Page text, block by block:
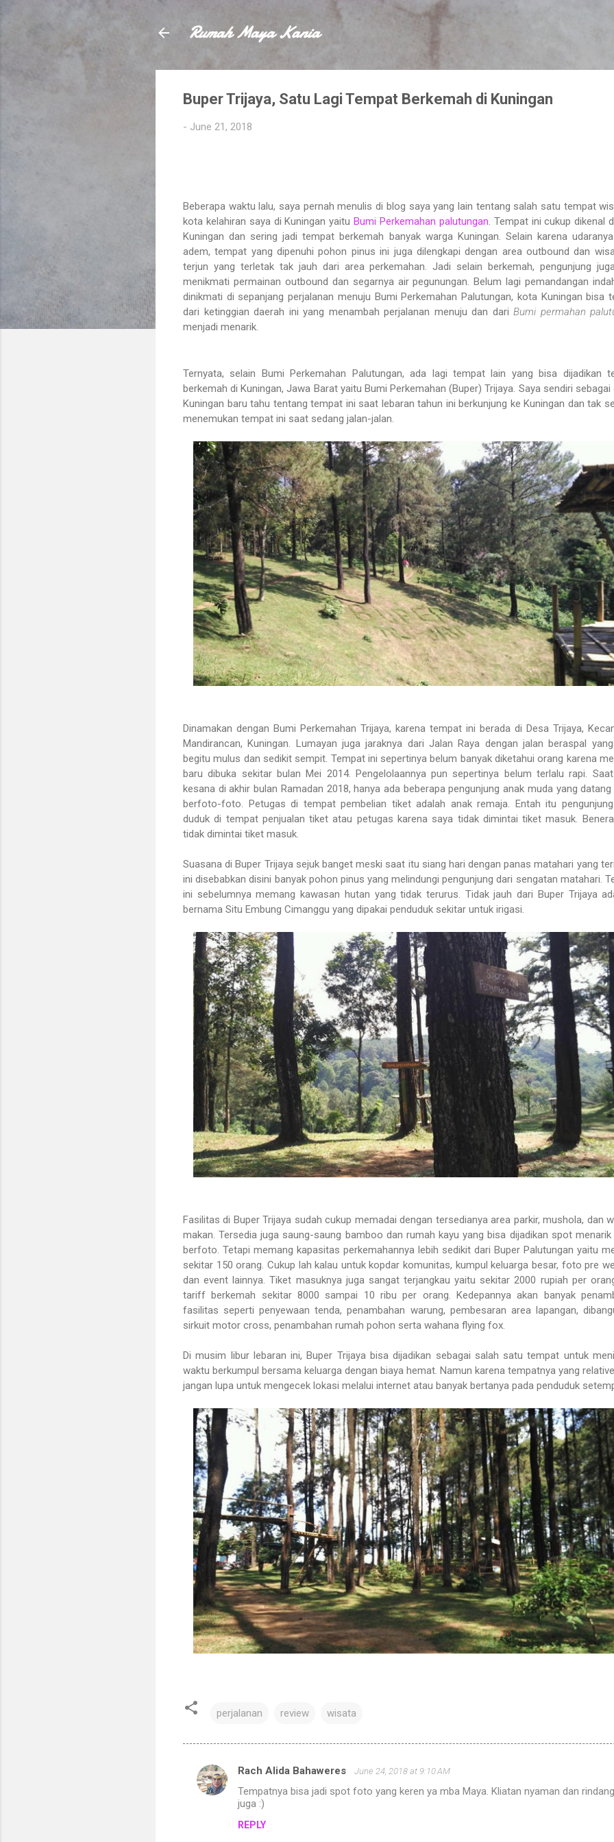
Skip to main content
Rumah Maya Kania
Buper Trijaya, Satu Lagi Tempat Berkemah di Kuningan
- June 21, 2018
Beberapa waktu lalu, saya pernah menulis di blog saya yang lain tentang salah satu tempat
kota kelahiran saya di Kuningan yaituBumi Perkemahan palutungan . Tempat ini cukup dikenal
Kuningan dan sering jadi tempat berkemah banyak warga Kuningan. Selain karena
adem, tempat yang dipenuhi pohon pinus ini juga dilengkapi dengan area outbound dan
terjun yang terletak tak jauh dari area perkemahan. Jadi selain berkemah, pengunjung
menikmati permainan outbound dan segarnya air pegunungan. Belum lagi pemandangan
dinikmati di sepanjang perjalanan menuju Bumi Perkemahan Palutungan, kota Kuningan bisa
dari ketinggian daerah ini yang menambah perjalanan menuju dan dari Bumi permahan
menjadi menarik.
Ternyata, selain Bumi Perkemahan Palutungan, ada lagi tempat lain yang bisa dijadikan
berkemah di Kuningan, Jawa Barat yaitu Bumi Perkemahan (Buper) Trijaya. Saya sendiri sebagai
Kuningan baru tahu tentang tempat ini saat lebaran tahun ini berkunjung ke Kuningan dan tak
menemukan tempat ini saat sedang jalan-jalan.
Dinamakan dengan Bumi Perkemahan Trijaya, karena tempat ini berada di Desa Trijaya,
Mandirancan, Kuningan. Lumayan juga jaraknya dari Jalan Raya dengan jalan beraspal
begitu mulus dan sedikit sempit. Tempat ini sepertinya belum banyak diketahui orang karena
baru dibuka sekitar bulan Mei 2014. Pengelolaannya pun sepertinya belum terlalu rapi.
kesana di akhir bulan Ramadan 2018, hanya ada beberapa pengunjung anak muda yang
berfoto-foto. Petugas di tempat pembelian tiket adalah anak remaja. Entah itu
duduk di tempat penjualan tiket atau petugas karena saya tidak dimintai tiket masuk.
tidak dimintai tiket masuk.
Suasana di Buper Trijaya sejuk banget meski saat itu siang hari dengan panas matahari yang
ini disebabkan disini banyak pohon pinus yang melindungi pengunjung dari sengatan matahari.
ini sebelumnya memang kawasan hutan yang tidak terurus. Tidak jauh dari Buper Trijaya
bernama Situ Embung Cimanggu yang dipakai penduduk sekitar untuk irigasi.
Fasilitas di Buper Trijaya sudah cukup memadai dengan tersedianya area parkir, mushola, dan
makan. Tersedia juga saung-saung bamboo dan rumah kayu yang bisa dijadikan spot menarik
berfoto. Tetapi memang kapasitas perkemahannya lebih sedikit dari Buper Palutungan yaitu
sekitar 150 orang. Cukup lah kalau untuk kopdar komunitas, kumpul keluarga besar, foto pre
dan event lainnya. Tiket masuknya juga sangat terjangkau yaitu sekitar 2000 rupiah per
tariff berkemah sekitar 8000 sampai 10 ribu per orang. Kedepannya akan banyak
fasilitas seperti penyewaan tenda, penambahan warung, pembesaran area lapangan,
sirkuit motor cross, penambahan rumah pohon serta wahana flying fox.
Di musim libur lebaran ini, Buper Trijaya bisa dijadikan sebagai salah satu tempat untuk
waktu berkumpul bersama keluarga dengan biaya hemat. Namun karena tempatnya yang
jangan lupa untuk mengecek lokasi melalui internet atau banyak bertanya pada penduduk
perjalanan review wisata
C
o
Rach Alida Bahaweres June 24, 2018 at 9:10 AM
Tempatnya bisa jadi spot foto yang keren ya mba Maya. Kliatan nyaman dan rindang
juga :)
REPLY